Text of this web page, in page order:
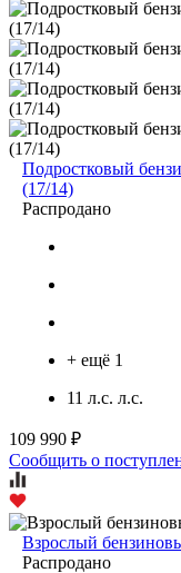
Подростковый
(17/14)
Распродано
+ ещё 1
11 л.с. л.с.
109 990 ₽
Сообщить о
Взрослый
Распродано